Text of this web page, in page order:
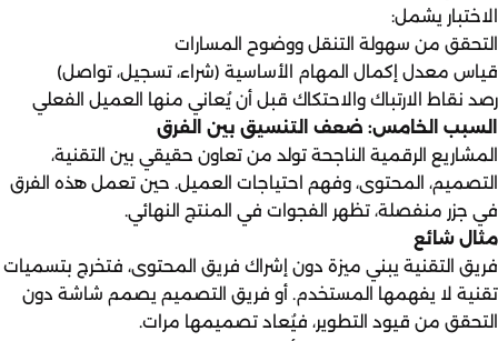
الاختبار يشمل:
التحقق من سهولة التنقل ووضوح المسارات
قياس معدل إكمال المهام الأساسية (شراء، تسجيل، تواصل)
رصد نقاط الارتباك والاحتكاك قبل أن يُعاني منها العميل الفعلي
السبب الخامس: ضعف التنسيق بين الفرق
المشاريع الرقمية الناجحة تولد من تعاون حقيقي بين التقنية،
التصميم، المحتوى، وفهم احتياجات العميل. حين تعمل هذه الفرق
في جزر منفصلة، تظهر الفجوات في المنتج النهائي.
مثال شائع
فريق التقنية يبني ميزة دون إشراك فريق المحتوى، فتخرج بتسميات
تقنية لا يفهمها المستخدم. أو فريق التصميم يصمم شاشة دون
التحقق من قيود التطوير، فيُعاد تصميمها مرات.